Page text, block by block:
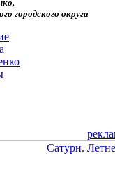
городского округа